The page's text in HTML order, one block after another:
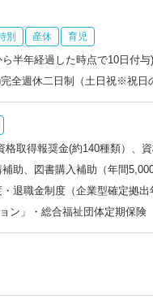
別 産休 育児
半年経過した時点で10日付
全週休二日制（土日祝※祝
取得報奨金(約140種類）、
助、図書購入補助（年間
退職金制度（企業型確定拠
ン」・総合福祉団体定期保